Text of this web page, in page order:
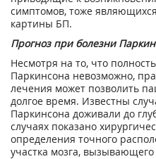
симптомов, тоже
картины БП.
Прогноз при болезни
Несмотря на то, что
Паркинсона невозможно,
лечения может позволить
долгое время. Известны
Паркинсона доживали до
случаях показано
определения точного
участка мозга,